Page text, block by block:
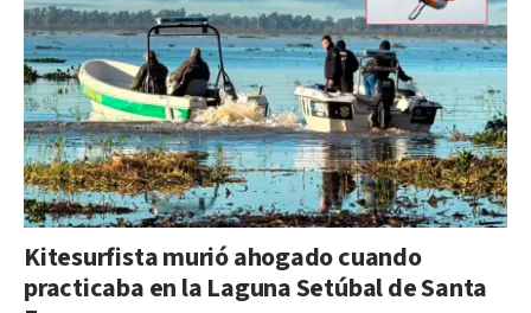
Kitesurfista murió ahogado cuando
practicaba en la Laguna Setúbal de Santa